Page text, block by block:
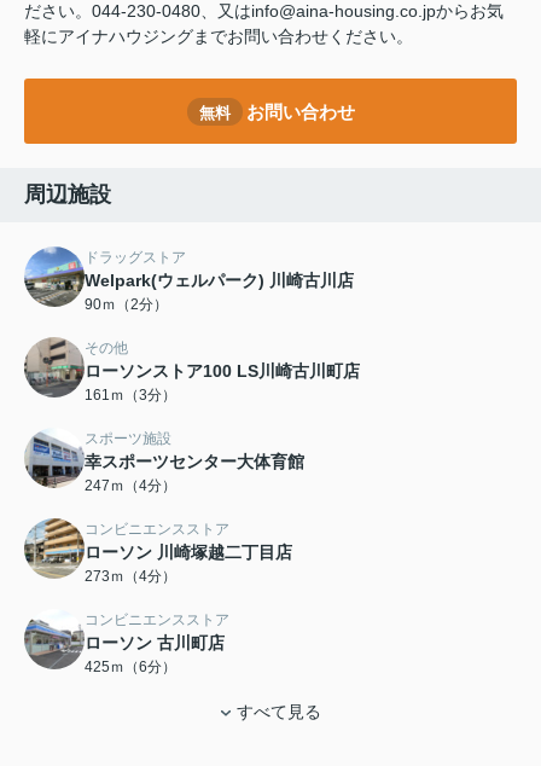
ださい。044-230-0480、又はinfo@aina-housing.co.jpからお気
軽にアイナハウジングまでお問い合わせください。
無料 お問い合わせ
周辺施設
ドラッグストア
Welpark(ウェルパーク) 川崎古川店
90ｍ（2分）
その他
ローソンストア100 LS川崎古川町店
161ｍ（3分）
スポーツ施設
幸スポーツセンター大体育館
247ｍ（4分）
コンビニエンスストア
ローソン 川崎塚越二丁目店
273ｍ（4分）
コンビニエンスストア
ローソン 古川町店
425ｍ（6分）
すべて見る